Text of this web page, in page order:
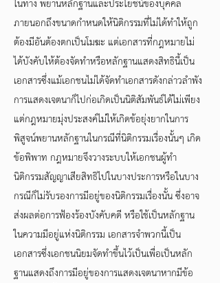
ในทาง พยานหลักฐานและประโยชน์ของบุคคล
ภายนอกถึงขนาดกำหนดให้นิติกรรมที่ไม่ได้ทำให้ถูก
ต้องมีอันต้องตกเป็นโมฆะ แต่เอกสารที่กฎหมายไม่
ได้บังคับให้ต้องจัดทำหรือหลักฐานแสดงสิทธินี้เป็น
เอกสารซึ่งแม้เอกชนไม่ได้จัดทำเอกสารดังกล่าวลำพัง
การแสดงเจตนาก็ไปก่อเกิดเป็นนิติสัมพันธ์ได้ไม่เพียง
แต่กฎหมายมุ่งประสงค์ไม่ให้เกิดข้อยุ่งยากในการ
พิสูจน์พยานหลักฐานในกรณีที่นิติกรรมเรื่องนั้นๆ เกิด
ข้อพิพาท กฎหมายจึงวางระบบให้เอกชนผู้ทำ
นิติกรรมสัญญาเสียสิทธิไปในบางประการหรือในบาง
กรณีก็ไม่รับรองการมีอยู่ของนิติกรรมเรื่องนั้น ซึ่งอาจ
ส่งผลต่อการฟ้องร้องบังคับคดี หรือใช้เป็นหลักฐาน
ในความมีอยู่แห่งนิติกรรม เอกสารจำพวกนี้เป็น
เอกสารซึ่งเอกชนนิยมจัดทำขึ้นไว้เป็นเพื่อเป็นหลัก
ฐานแสดงถึงการมีอยู่ของการแสดงเจตนาหากมีข้อ